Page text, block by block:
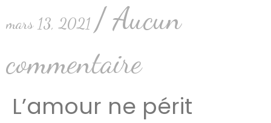
mars 13, 2021
Aucun
commentaire
L’amour ne périt